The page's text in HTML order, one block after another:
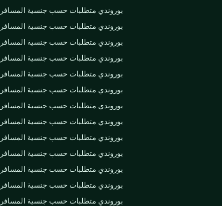
بوروندي متطلبات حسب جنسية المسافر
بوروندي متطلبات حسب جنسية المسافر
بوروندي متطلبات حسب جنسية المسافر
بوروندي متطلبات حسب جنسية المسافر
بوروندي متطلبات حسب جنسية المسافر
بوروندي متطلبات حسب جنسية المسافر
بوروندي متطلبات حسب جنسية المسافر
بوروندي متطلبات حسب جنسية المسافر
بوروندي متطلبات حسب جنسية المسافر
بوروندي متطلبات حسب جنسية المسافر
بوروندي متطلبات حسب جنسية المسافر
بوروندي متطلبات حسب جنسية المسافر
بوروندي متطلبات حسب جنسية المسافر